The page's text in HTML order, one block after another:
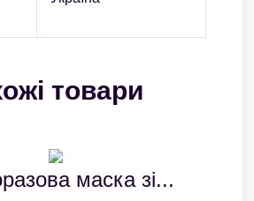
товари
маска зі...